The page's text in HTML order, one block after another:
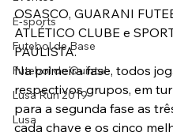
E-sports
Futebol de Base
Futebol de Quintal
Lusa Run 2019
Lusa
OSASCO, GUARANI
ATLÉTICO CLUBE e
PAULISTA.
Na primeira fase, todos
respectivos grupos, em
para a segunda fase as
cada chave e os cinco